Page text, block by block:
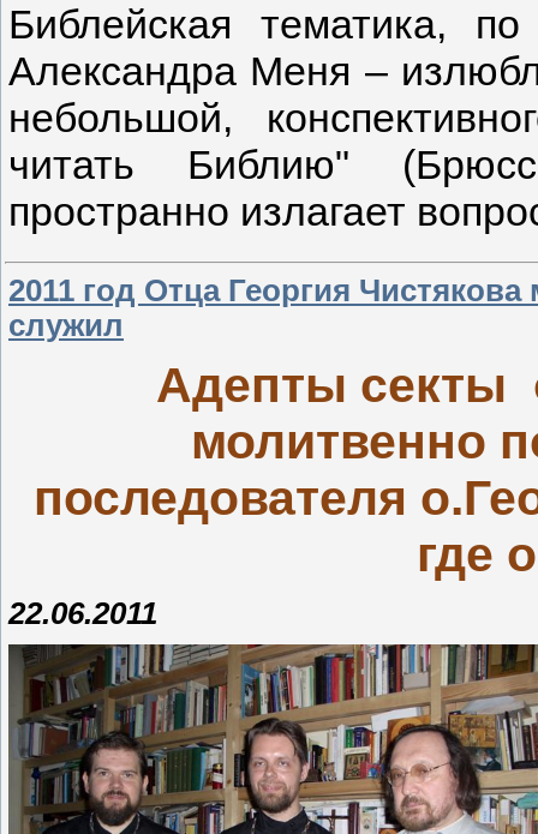
Библейская тематика,
Александра Меня –
небольшой,
читать Библию"
пространно излагает
2011 год Отца Георгия
служил
Адепты секты
молитвенно
последователя
где
22.06.2011